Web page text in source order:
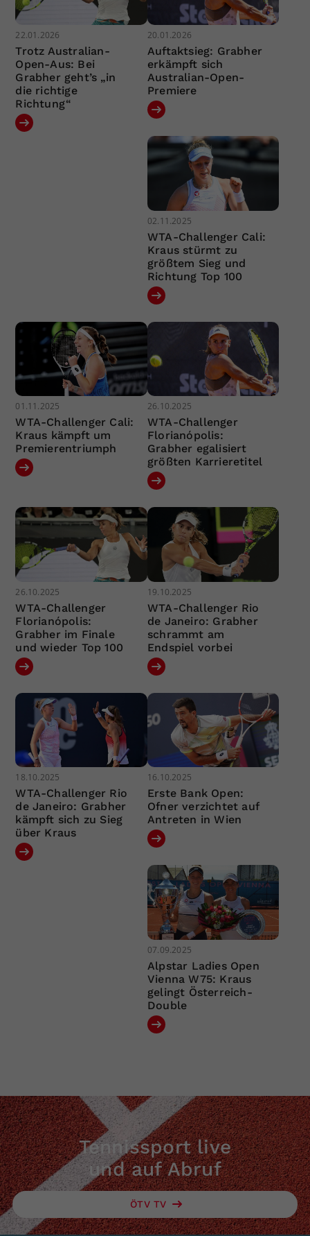
22.01.2026
Trotz Australian-
Open-Aus: Bei
Grabher geht’s „in
die richtige
Richtung“
20.01.2026
Auftaktsieg: Grabher
erkämpft sich
Australian-Open-
Premiere
02.11.2025
WTA-Challenger Cali:
Kraus stürmt zu
größtem Sieg und
Richtung Top 100
01.11.2025
WTA-Challenger Cali:
Kraus kämpft um
Premierentriumph
26.10.2025
WTA-Challenger
Florianópolis:
Grabher egalisiert
größten Karrieretitel
26.10.2025
WTA-Challenger
Florianópolis:
Grabher im Finale
und wieder Top 100
19.10.2025
WTA-Challenger Rio
de Janeiro: Grabher
schrammt am
Endspiel vorbei
18.10.2025
WTA-Challenger Rio
de Janeiro: Grabher
kämpft sich zu Sieg
über Kraus
16.10.2025
Erste Bank Open:
Ofner verzichtet auf
Antreten in Wien
07.09.2025
Alpstar Ladies Open
Vienna W75: Kraus
gelingt Österreich-
Double
Tennissport live
und auf Abruf
ÖTV TV